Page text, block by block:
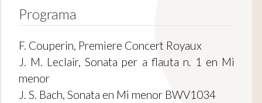
Programa
F. Couperin, Premiere Concert Royaux
J. M. Leclair, Sonata per a flauta n. 1 en Mi
menor
J. S. Bach, Sonata en Mi menor BWV1034